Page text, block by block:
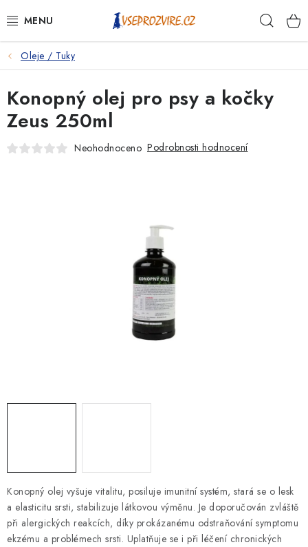
na
PSI
KOČKY
KONĚ
KRÁLÍCI/HLODAVCI/PTÁCI
Podmínky ochrany osobních údajů
Oleje / Tuky
Konopný olej vyšuje vitalitu, posiluje imunitní systém, stará se o lesk
a elasticitu srsti, stabilizuje látkovou výměnu. Je doporučován zvláště
při alergických reakcích, díky prokázanému odstraňování symptomu
ekzému a problémech srsti. Uplatňuje se i při léčení chronických
Konopný olej pro psy a kočky
Zeus 250ml
Neohodnoceno Podrobnosti hodnocení